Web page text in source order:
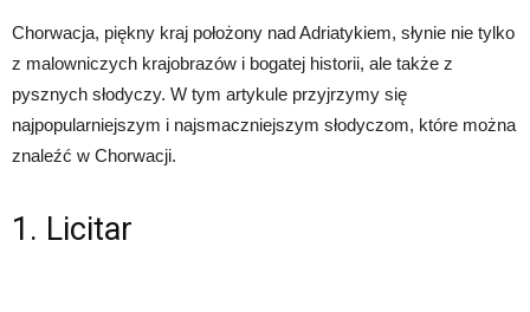
Chorwacja, piękny kraj położony nad Adriatykiem, słynie nie tylko
z malowniczych krajobrazów i bogatej historii, ale także z
pysznych słodyczy. W tym artykule przyjrzymy się
najpopularniejszym i najsmaczniejszym słodyczom, które można
znaleźć w Chorwacji.
1. Licitar